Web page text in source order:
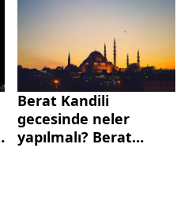
Berat Kandili
gecesinde neler
yapılmalı? Berat